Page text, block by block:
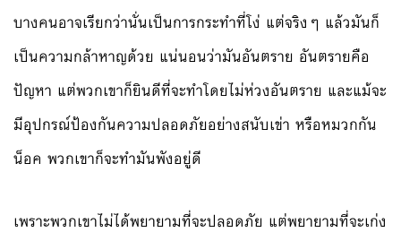
บางคนอาจเรียกว่านั่นเป็นการกระทำที่โง่ แต่จริงๆ แล้วมันก็
เป็นความกล้าหาญด้วย แน่นอนว่ามันอันตราย อันตรายคือ
ปัญหา แต่พวกเขาก็ยินดีที่จะทำโดยไม่ห่วงอันตราย และแม้จะ
มีอุปกรณ์ป้องกันความปลอดภัยอย่างสนับเข่า หรือหมวกกัน
น็อค พวกเขาก็จะทำมันพังอยู่ดี
เพราะพวกเขาไม่ได้พยายามที่จะปลอดภัย แต่พยายามที่จะเก่ง